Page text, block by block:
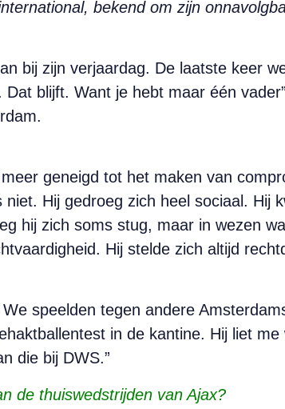
bekend om zijn
bij zijn verjaardag. De laatste keer
blijft. Want je hebt maar één
geneigd tot het maken van
Hij gedroeg zich heel sociaal. Hij
hij zich soms stug, maar in wezen
Hij stelde zich altijd
speelden tegen andere
in de kantine. Hij liet
die bij DWS.”
de thuiswedstrijden van Ajax?